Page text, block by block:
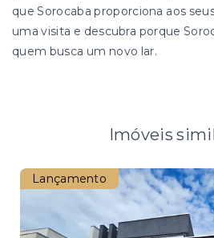
que Sorocaba proporciona aos
uma visita e descubra porque
quem busca um novo lar.
Imóveis
Lançamento